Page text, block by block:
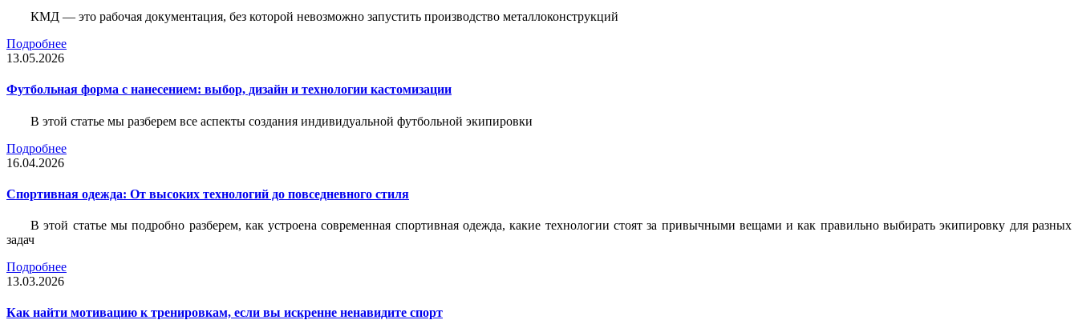
КМД — это рабочая документация, без которой невозможно запустить производство металлоконструкций
Подробнее
13.05.2026
Футбольная форма с нанесением: выбор, дизайн и технологии кастомизации
В этой статье мы разберем все аспекты создания индивидуальной футбольной экипировки
Подробнее
16.04.2026
Спортивная одежда: От высоких технологий до повседневного стиля
В этой статье мы подробно разберем, как устроена современная спортивная одежда, какие технологии стоят за привычными вещами и как правильно выбирать экипировку для разных
задач
Подробнее
13.03.2026
Как найти мотивацию к тренировкам, если вы искренне ненавидите спорт